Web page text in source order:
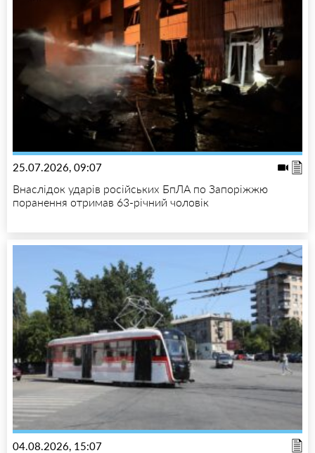
25.07.2026, 09:07
Внаслідок ударів російських БпЛА по Запоріжжю
поранення отримав 63-річний чоловік
04.08.2026, 15:07